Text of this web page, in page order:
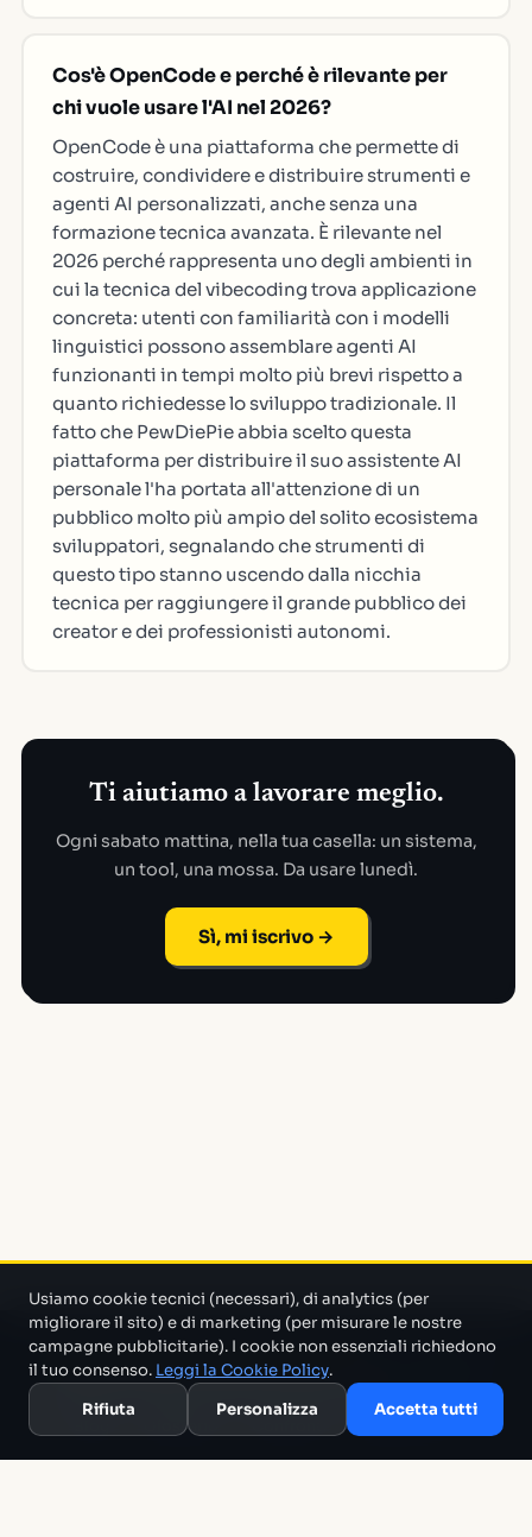
Cos'è OpenCode e perché è rilevante per
chi vuole usare l'AI nel 2026?
OpenCode è una piattaforma che permette di
costruire, condividere e distribuire strumenti e
agenti AI personalizzati, anche senza una
formazione tecnica avanzata. È rilevante nel
2026 perché rappresenta uno degli ambienti in
cui la tecnica del vibecoding trova applicazione
concreta: utenti con familiarità con i modelli
linguistici possono assemblare agenti AI
funzionanti in tempi molto più brevi rispetto a
quanto richiedesse lo sviluppo tradizionale. Il
fatto che PewDiePie abbia scelto questa
piattaforma per distribuire il suo assistente AI
personale l'ha portata all'attenzione di un
pubblico molto più ampio del solito ecosistema
sviluppatori, segnalando che strumenti di
questo tipo stanno uscendo dalla nicchia
tecnica per raggiungere il grande pubblico dei
creator e dei professionisti autonomi.
Ti aiutiamo a lavorare meglio.
Ogni sabato mattina, nella tua casella: un sistema,
un tool, una mossa. Da usare lunedì.
Sì, mi iscrivo →
Un progetto di Marco Monty Montemagno
che cerca in mezzo al casino e ti porta solo quello che serve.
Glossario
Usiamo cookie tecnici (necessari), di analytics (per
migliorare il sito) e di marketing (per misurare le nostre
campagne pubblicitarie). I cookie non essenziali richiedono
il tuo consenso. Leggi la Cookie Policy.
Rifiuta
Personalizza Accetta tutti